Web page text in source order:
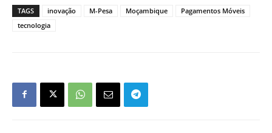
TAGS inovação M-Pesa Moçambique
Pagamentos Móveis
tecnologia